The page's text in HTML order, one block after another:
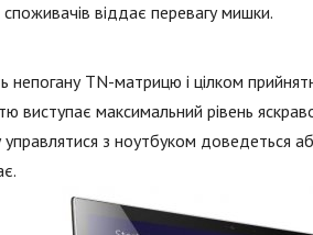
віддає перевагу мишки.
непогану TN-матрицю і цілком
виступає максимальний рівень
з ноутбуком доведеться